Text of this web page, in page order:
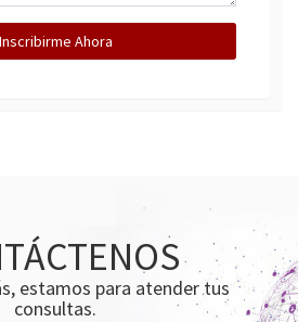
Inscribirme Ahora
estamos para atender tus
consultas.